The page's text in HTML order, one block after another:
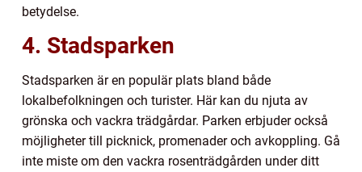
betydelse.
4. Stadsparken
Stadsparken är en populär plats bland både
lokalbefolkningen och turister. Här kan du njuta av
grönska och vackra trädgårdar. Parken erbjuder också
möjligheter till picknick, promenader och avkoppling. Gå
inte miste om den vackra rosenträdgården under ditt